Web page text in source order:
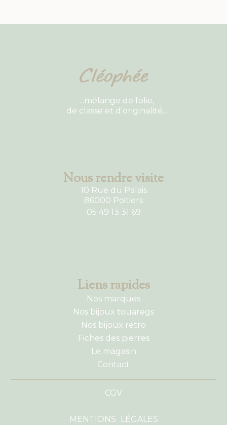
...mélange de folie,
de classe et d'originalité...
Nous rendre visite
10 Rue du Palais
86000 Poitiers
05 49 13 31 69
Liens rapides
Nos marques
Nos bijoux touaregs
Nos bijoux retro
Fiches des pierres
Le magasin
Contact
CGV
MENTIONS LÉGALES